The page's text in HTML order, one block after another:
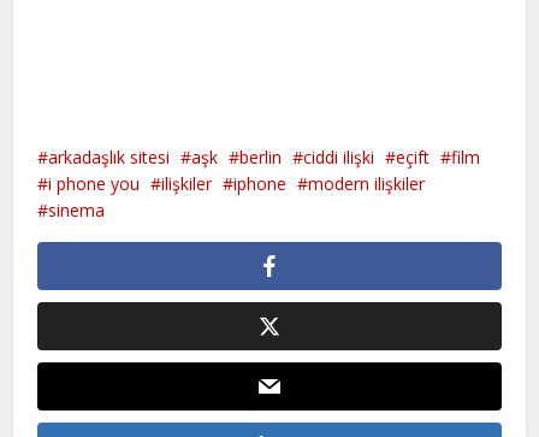
arkadaşlık sitesi aşk berlin ciddi ilişki eçift
film
i phone you
ilişkiler iphone
modern ilişkiler
sinema